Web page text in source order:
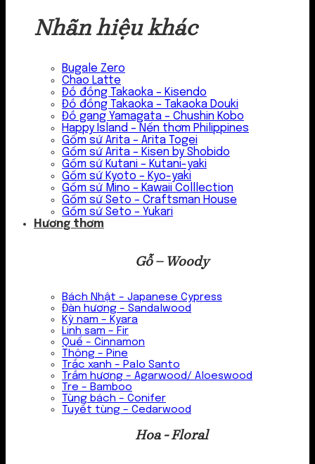
Nhãn hiệu khác
Bugale Zero
Chao Latte
Đồ đồng Takaoka – Kisendo
Đồ đồng Takaoka – Takaoka Douki
Đồ gang Yamagata – Chushin Kobo
Happy Island – Nến thơm Philippines
Gốm sứ Arita – Arita Togei
Gốm sứ Arita – Kisen by Shobido
Gốm sứ Kutani – Kutani-yaki
Gốm sứ Kyoto – Kyo-yaki
Gốm sứ Mino – Kawaii Colllection
Gốm sứ Seto – Craftsman House
Gốm sứ Seto – Yukari
Hương thơm
Gỗ – Woody
Bách Nhật – Japanese Cypress
Đàn hương – Sandalwood
Kỳ nam – Kyara
Linh sam – Fir
Quế – Cinnamon
Thông – Pine
Trắc xanh – Palo Santo
Trầm hương – Agarwood/ Aloeswood
Tre – Bamboo
Tùng bách – Conifer
Tuyết tùng – Cedarwood
Hoa - Floral